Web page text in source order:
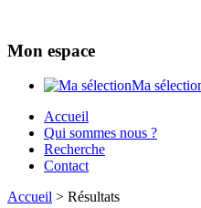
Mon espace
Ma
Accueil
Qui sommes nous ?
Recherche
Contact
Accueil > Résultats